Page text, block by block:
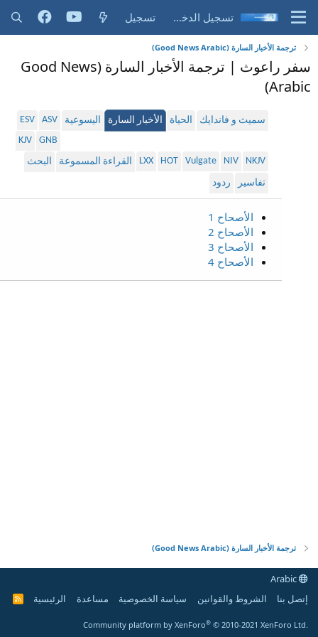
تسجيل الدخول تسجيل
ترجمة الأخبار السارة (Good News Arabic)
سفر راعوث | ترجمة الأخبار السارة (Good News
Arabic)
سميث و فاندايك الحياة الأخبار السارة اليسوعية ASV
ESV
GNB
KJV
NKJV
NIV
Vulgate
HOT
LXX القراءة المسموعة
البحث
تفاسير
ردود
الأصحاح 1
الأصحاح 2
الأصحاح 3
الأصحاح 4
ترجمة الأخبار السارة (Good News Arabic)
إتصل بنا
الشروط والقوانين سياسة الخصوصية مساعدة الرئيسية
R
Community platform by XenForo® © 2010-2021 XenForo Ltd.